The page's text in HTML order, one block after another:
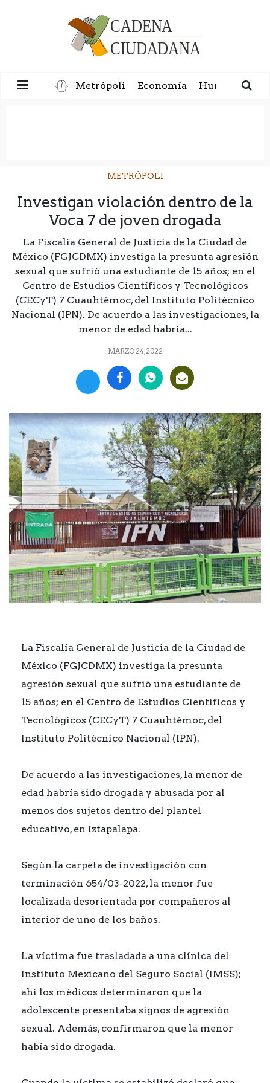
Metrópoli Economía Humanidad
METRÓPOLI
Investigan violación dentro de la
Voca 7 de joven drogada
La Fiscalía General de Justicia de la Ciudad de
México (FGJCDMX) investiga la presunta agresión
sexual que sufrió una estudiante de 15 años; en el
Centro de Estudios Científicos y Tecnológicos
(CECyT) 7 Cuauhtémoc, del Instituto Politécnico
Nacional (IPN). De acuerdo a las investigaciones, la
menor de edad habría...
MARZO 24, 2022
La Fiscalía General de Justicia de la Ciudad de
México (FGJCDMX) investiga la presunta
agresión sexual que sufrió una estudiante de
15 años; en el Centro de Estudios Científicos y
Tecnológicos (CECyT) 7 Cuauhtémoc, del
Instituto Politécnico Nacional (IPN).
De acuerdo a las investigaciones, la menor de
edad habría sido drogada y abusada por al
menos dos sujetos dentro del plantel
educativo, en Iztapalapa.
Según la carpeta de investigación con
terminación 654/03-2022, la menor fue
localizada desorientada por compañeros al
interior de uno de los baños.
La víctima fue trasladada a una clínica del
Instituto Mexicano del Seguro Social (IMSS);
ahí los médicos determinaron que la
adolescente presentaba signos de agresión
sexual. Además, confirmaron que la menor
había sido drogada.